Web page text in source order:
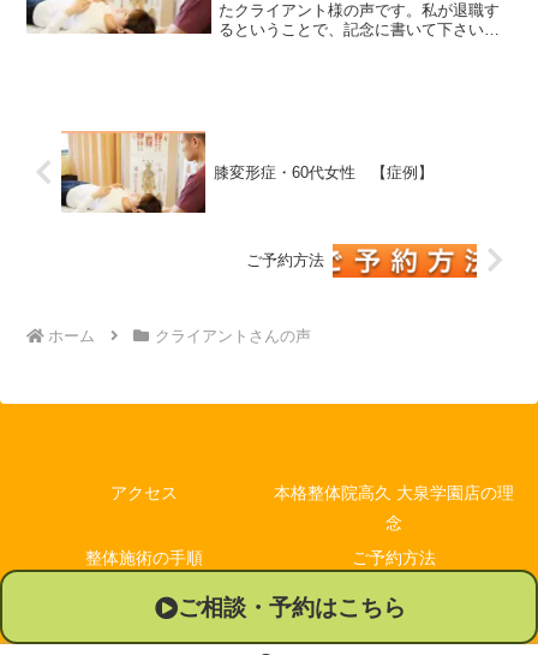
たクライアント様の声です。私が退職す
るということで、記念に書いて下さいま
膝変形症・60代女性 【症例】
ご予約方法
ホーム クライアントさんの声
アクセス
本格整体院高久 大泉学園店の理
念
整体施術の手順
ご予約方法
休診日
Q＆A
ご相談・予約はこちら